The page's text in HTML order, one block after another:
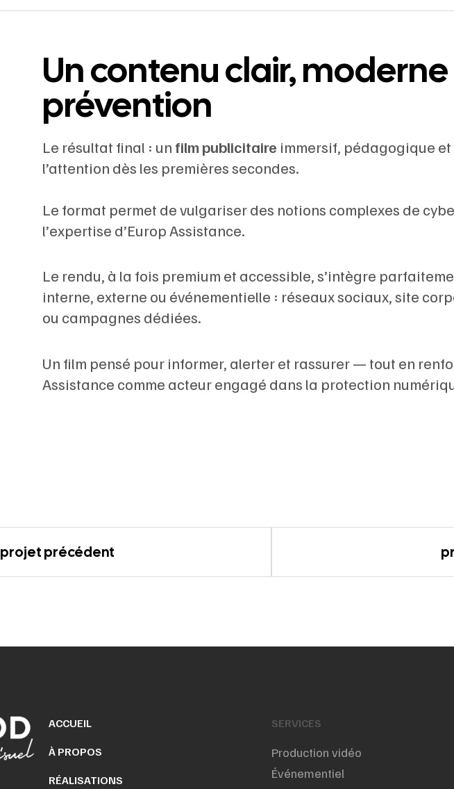
Un contenu clair,
prévention
Le résultat final : un film publicitaire immersif, pédagogique
l’attention dès les premières secondes.
Le format permet de vulgariser des notions complexes de
l’expertise d’Europ Assistance.
Le rendu, à la fois premium et accessible, s’intègre
interne, externe ou événementielle : réseaux sociaux, site
ou campagnes dédiées.
Un film pensé pour informer, alerter et rassurer — tout en
Assistance comme acteur engagé dans la protection
projet précédent
ACCUEIL
À PROPOS
RÉALISATIONS
SERVICES
Production vidéo
Événementiel